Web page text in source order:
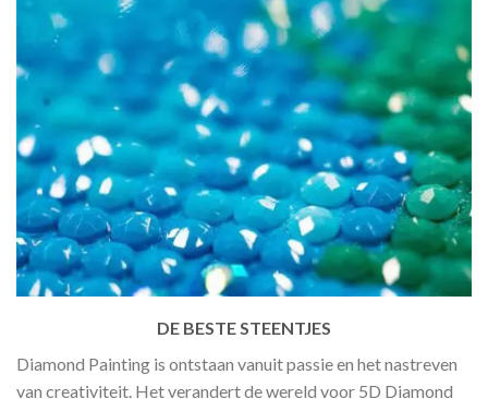
DE BESTE STEENTJES
Diamond Painting is ontstaan vanuit passie en het nastreven
van creativiteit. Het verandert de wereld voor 5D Diamond